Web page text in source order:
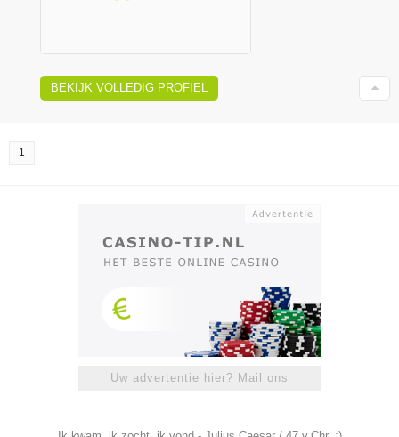
BEKIJK VOLLEDIG PROFIEL
1
Uw advertentie hier? Mail ons